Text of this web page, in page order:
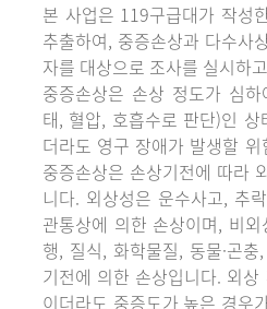
본 사업은 119구급대가 작성
추출하여, 중증손상과 다수사
자를 대상으로 조사를 실시하
중증손상은 손상 정도가 심
태, 혈압, 호흡수로 판단)인
더라도 영구 장애가 발생할
중증손상은 손상기전에 따라
니다. 외상성은 운수사고, 추
관통상에 의한 손상이며, 비
행, 질식, 화학물질, 동물·곤
기전에 의한 손상입니다. 외
이더라도 중증도가 높은 경우